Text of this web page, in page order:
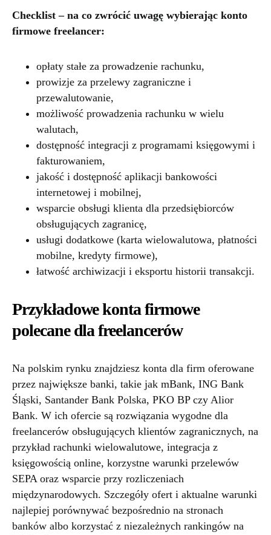
Checklist – na co zwrócić uwagę wybierając konto
firmowe freelancer:
opłaty stałe za prowadzenie rachunku,
prowizje za przelewy zagraniczne i
przewalutowanie,
możliwość prowadzenia rachunku w wielu
walutach,
dostępność integracji z programami księgowymi i
fakturowaniem,
jakość i dostępność aplikacji bankowości
internetowej i mobilnej,
wsparcie obsługi klienta dla przedsiębiorców
obsługujących zagranicę,
usługi dodatkowe (karta wielowalutowa, płatności
mobilne, kredyty firmowe),
łatwość archiwizacji i eksportu historii transakcji.
Przykładowe konta firmowe
polecane dla freelancerów
Na polskim rynku znajdziesz konta dla firm oferowane
przez największe banki, takie jak mBank, ING Bank
Śląski, Santander Bank Polska, PKO BP czy Alior
Bank. W ich ofercie są rozwiązania wygodne dla
freelancerów obsługujących klientów zagranicznych, na
przykład rachunki wielowalutowe, integracja z
księgowością online, korzystne warunki przelewów
SEPA oraz wsparcie przy rozliczeniach
międzynarodowych. Szczegóły ofert i aktualne warunki
najlepiej porównywać bezpośrednio na stronach
banków albo korzystać z niezależnych rankingów na